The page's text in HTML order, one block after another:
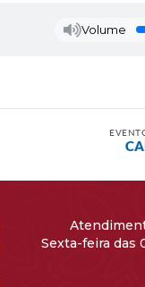
Volume
Sexta-feira das